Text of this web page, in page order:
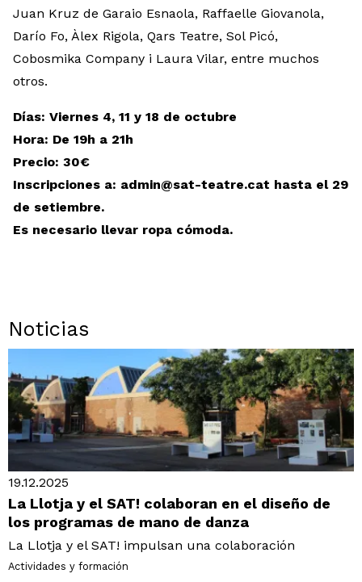
Juan Kruz de Garaio Esnaola, Raffaelle Giovanola,
Darío Fo, Àlex Rigola, Qars Teatre, Sol Picó,
Cobosmika Company i Laura Vilar, entre muchos
otros.
Días: Viernes 4, 11 y 18 de octubre
Hora: De 19h a 21h
Precio: 30€
Inscripciones a: admin@sat-teatre.cat hasta el 29
de setiembre.
Es necesario llevar ropa cómoda.
Noticias
19.12.2025
La Llotja y el SAT! colaboran en el diseño de
los programas de mano de danza
La Llotja y el SAT! impulsan una colaboración
Actividades y formación